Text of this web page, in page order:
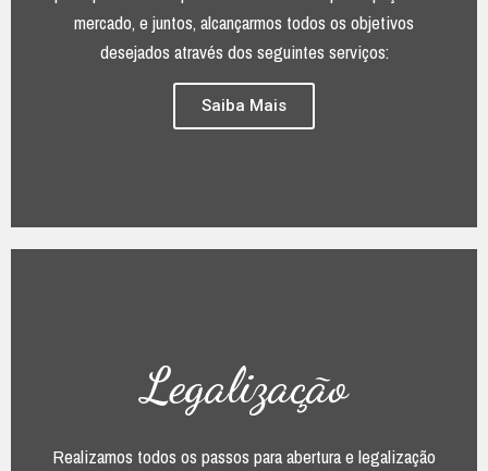
mercado, e juntos, alcançarmos todos os objetivos
desejados através dos seguintes serviços:
Saiba Mais
Legalização
Realizamos todos os passos para abertura e legalização